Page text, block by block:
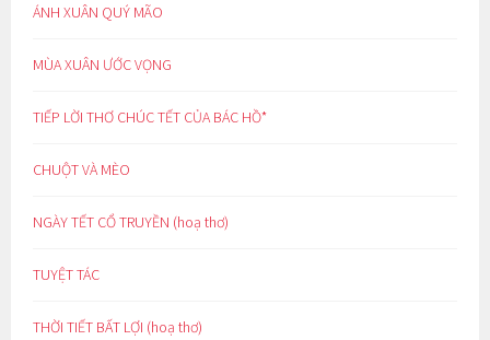
ÁNH XUÂN QUÝ MÃO
MÙA XUÂN ƯỚC VỌNG
TIẾP LỜI THƠ CHÚC TẾT CỦA BÁC HỒ*
CHUỘT VÀ MÈO
NGÀY TẾT CỔ TRUYỀN (hoạ thơ)
TUYỆT TÁC
THỜI TIẾT BẤT LỢI (hoạ thơ)